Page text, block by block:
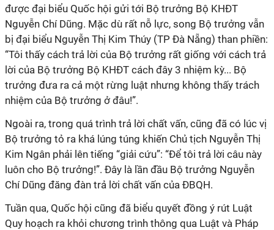
được đại biểu Quốc hội gửi tới Bộ trưởng Bộ KHĐT
Nguyễn Chí Dũng. Mặc dù rất nỗ lực, song Bộ trưởng vẫn
bị đại biểu Nguyễn Thị Kim Thúy (TP Đà Nẵng) than phiền:
“Tôi thấy cách trả lời của Bộ trưởng rất giống với cách trả
lời của Bộ trưởng Bộ KHĐT cách đây 3 nhiệm kỳ... Bộ
trưởng đưa ra cả một rừng luật nhưng không thấy trách
nhiệm của Bộ trưởng ở đâu!”.
Ngoài ra, trong quá trình trả lời chất vấn, cũng đã có lúc vị
Bộ trưởng tỏ ra khá lúng túng khiến Chủ tịch Nguyễn Thị
Kim Ngân phải lên tiếng “giải cứu”: “Để tôi trả lời câu này
luôn cho Bộ trưởng!”. Đây là lần đầu Bộ trưởng Nguyễn
Chí Dũng đăng đàn trả lời chất vấn của ĐBQH.
Tuần qua, Quốc hội cũng đã biểu quyết đồng ý rút Luật
Quy hoạch ra khỏi chương trình thông qua Luật và Pháp